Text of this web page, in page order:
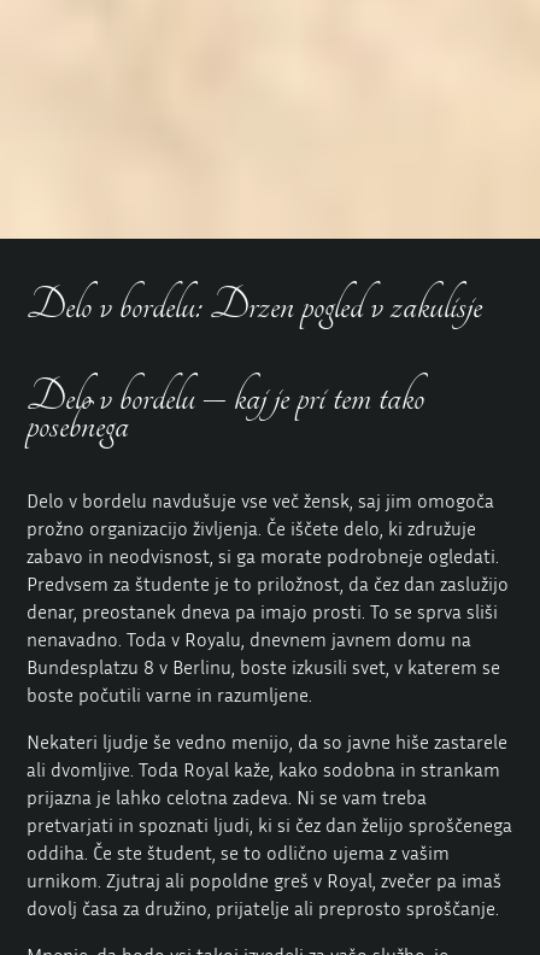
Delo v bordelu: Drzen pogled v zakulisje
Delo v bordelu – kaj je pri tem tako
posebnega
Delo v bordelu navdušuje vse več žensk, saj jim omogoča
prožno organizacijo življenja. Če iščete delo, ki združuje
zabavo in neodvisnost, si ga morate podrobneje ogledati.
Predvsem za študente je to priložnost, da čez dan zaslužijo
denar, preostanek dneva pa imajo prosti. To se sprva sliši
nenavadno. Toda v Royalu, dnevnem javnem domu na
Bundesplatzu 8 v Berlinu, boste izkusili svet, v katerem se
boste počutili varne in razumljene.
Nekateri ljudje še vedno menijo, da so javne hiše zastarele
ali dvomljive. Toda Royal kaže, kako sodobna in strankam
prijazna je lahko celotna zadeva. Ni se vam treba
pretvarjati in spoznati ljudi, ki si čez dan želijo sproščenega
oddiha. Če ste študent, se to odlično ujema z vašim
urnikom. Zjutraj ali popoldne greš v Royal, zvečer pa imaš
dovolj časa za družino, prijatelje ali preprosto sproščanje.